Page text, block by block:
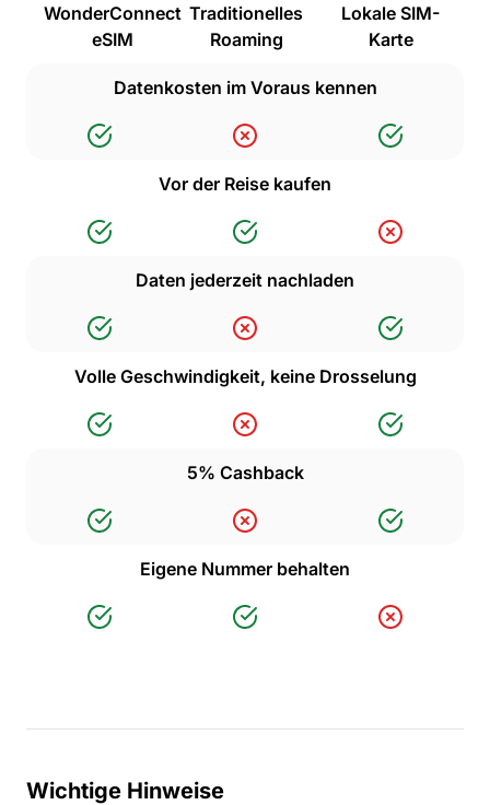
WonderConnect
eSIM
Traditionelles
Roaming
Lokale SIM-
Karte
Datenkosten im Voraus kennen
Vor der Reise kaufen
Daten jederzeit nachladen
Volle Geschwindigkeit, keine Drosselung
5% Cashback
Eigene Nummer behalten
Wichtige Hinweise